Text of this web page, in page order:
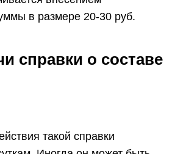
в размере 20-30 руб.
справки о составе
такой справки